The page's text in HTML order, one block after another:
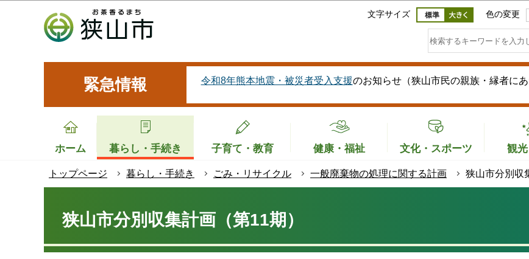
このページの本文へ移動
文字サイズ 色の変更
緊急情報 令和8年熊本地震・被災者受入支援のお知らせ（狭山市民の親族・縁者にあ
ホーム 暮らし・手続き 子育て・教育 健康・福祉 文化・スポーツ 観
トップページ 暮らし・手続き ごみ・リサイクル 一般廃棄物の処理に関する計画 狭山市分別収
狭山市分別収集計画（第11期）